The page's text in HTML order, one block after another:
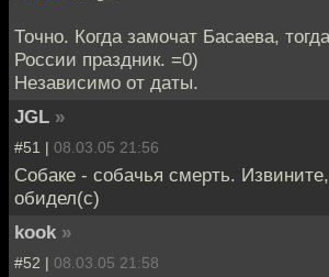
Точно. Когда замочат Басаева,
России праздник. =0)
Независимо от даты.
JGL »
#51 | 08.03.05 21:56
Собаке - собачья смерть.
обидел(с)
kook »
#52 | 08.03.05 21:58